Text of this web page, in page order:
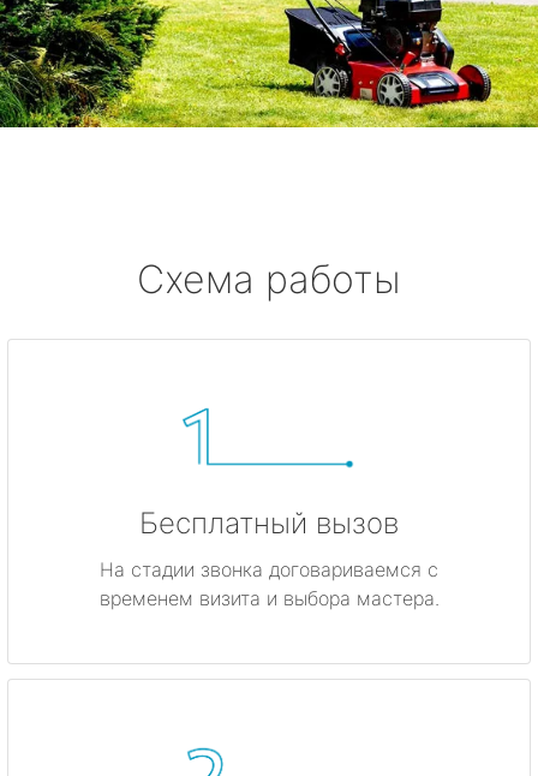
Схема работы
Бесплатный вызов
На стадии звонка договариваемся с
временем визита и выбора мастера.